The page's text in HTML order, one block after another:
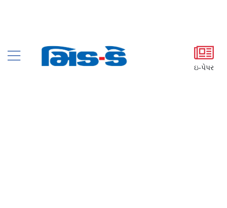
ઇ-પેપર